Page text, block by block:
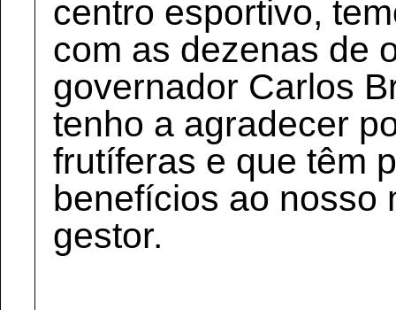
centro esportivo,
com as dezenas de
governador Carlos
tenho a agradecer
frutíferas e que têm
benefícios ao nosso
gestor.